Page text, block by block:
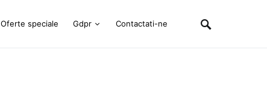
Oferte speciale Gdpr Contactati-ne